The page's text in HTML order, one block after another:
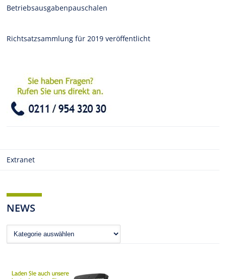
Betriebsausgabenpauschalen
Richtsatzsammlung für 2019 veröffentlicht
Extranet
NEWS
News